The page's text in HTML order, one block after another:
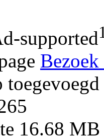
supported
toegevoegd
16.68